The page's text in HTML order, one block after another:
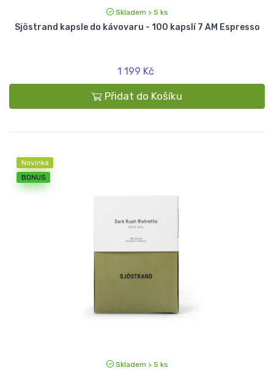
Skladem > 5 ks
Sjöstrand kapsle do kávovaru - 100 kapslí 7 AM Espresso
1 199 Kč
Přidat do Košíku
Novinka
BONUS
Skladem > 5 ks